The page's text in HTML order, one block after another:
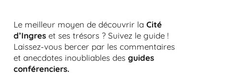
Le meilleur moyen de découvrir la Cité
d’Ingres et ses trésors ? Suivez le guide !
Laissez-vous bercer par les commentaires
et anecdotes inoubliables des guides
conférenciers.